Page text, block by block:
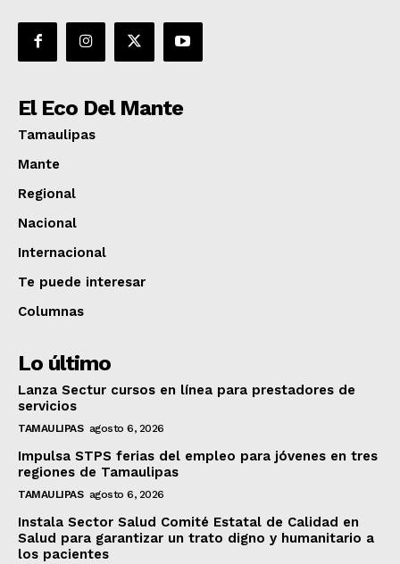
El Eco Del Mante
Tamaulipas
Mante
Regional
Nacional
Internacional
Te puede interesar
Columnas
Lo último
Lanza Sectur cursos en línea para prestadores de
servicios
TAMAULIPAS agosto 6, 2026
Impulsa STPS ferias del empleo para jóvenes en tres
regiones de Tamaulipas
TAMAULIPAS agosto 6, 2026
Instala Sector Salud Comité Estatal de Calidad en
Salud para garantizar un trato digno y humanitario a
los pacientes